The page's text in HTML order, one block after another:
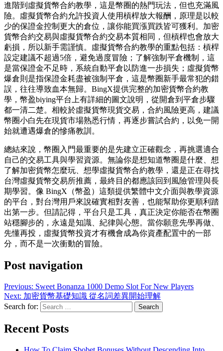
進階到虛擬貨幣合約教學，這是幣圈的熱門玩法，但也充滿風
險。虛擬貨幣合約允許投資人使用槓桿放大報酬，原理是以較
少的保證金控制更大的倉位，讓你能買漲買跌皆可獲利。加密
貨幣合約交易與虛擬貨幣合約交易本質相同，但槓桿也會放大
虧損，所以新手需謹慎。虛擬貨幣合約教學的重點包括：槓桿
設定建議不超過5倍，避免過度冒險；了解強制平倉機制，這
是當保證金不足時，系統自動平倉以防進一步損失；虛擬貨幣
爆倉則是指保證金耗盡被強制平倉，這是幣圈新手最常犯的錯
誤，往往導致血本無歸。BingX提供完整的加密貨幣合約教
學，幣盈biying平台上有詳細的圖文說明，從開倉到平倉步驟
都一清二楚。相較於虛擬貨幣現貨交易，合約風險更高，建議
幣圈小白先在現貨市場熟悉行情，再逐步嘗試合約，以免一開
始就遭遇爆倉的慘痛教訓。
總結來說，幣圈入門最重要的是先建立正確觀念，再挑選適合
自己的交易工具與學習資源。無論你是想知道幣圈是什麼、想
了解加密貨幣怎麼玩、想學虛擬貨幣合約教學，還是正在尋找
台灣虛擬貨幣交易所推薦，最終目的都應該回到風險管理與長
期學習。像 BingX（幣盈）這類提供繁體中文介面與教學資源
的平台，對台灣用戶來說確實相對友善，也能幫助你更順利踏
出第一步。但請記得，平台只是工具，真正決定你能否在幣圈
站穩腳步的，永遠是知識、紀律與心態。當你願意先學再做、
先懂再投，虛擬貨幣投資才有機會成為你資產配置中的一部
分，而不是一次衝動的冒險。
Post navigation
Previous: Sweet Bonanza 1000 Demo Slot For New Players
Next: 加密貨幣基礎知識 從名詞差異開始理解
Search for:
Recent Posts